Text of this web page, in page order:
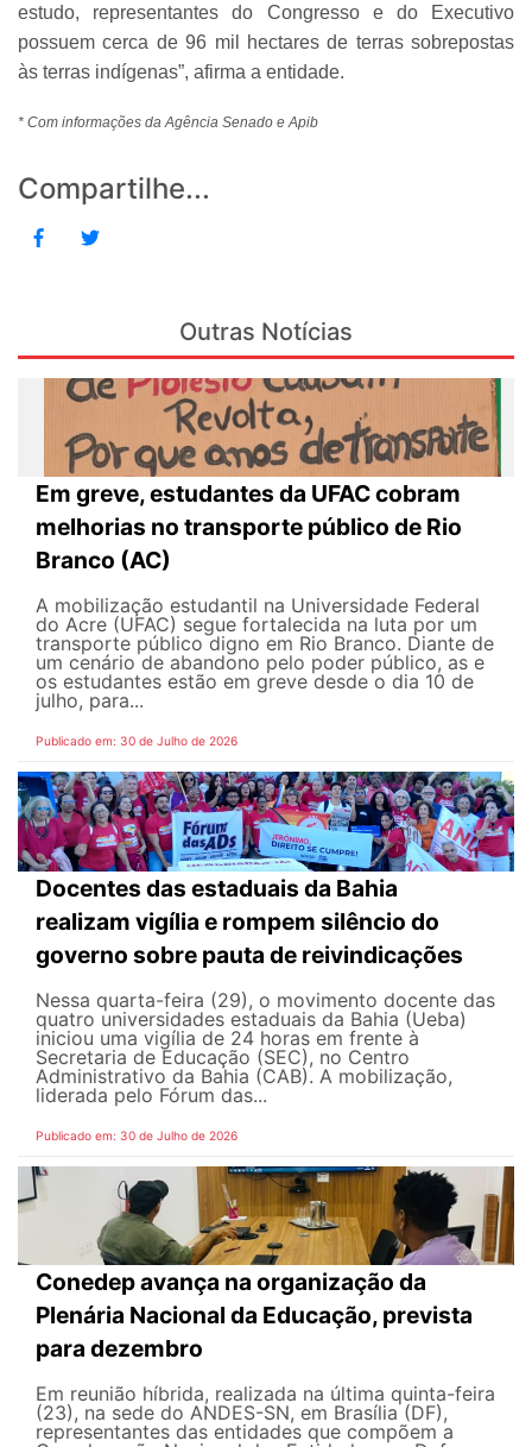
estudo, representantes do Congresso e do Executivo
possuem cerca de 96 mil hectares de terras sobrepostas
às terras indígenas”, afirma a entidade.
* Com informações da Agência Senado e Apib
Compartilhe...
Outras Notícias
Em greve, estudantes da UFAC cobram
melhorias no transporte público de Rio
Branco (AC)
A mobilização estudantil na Universidade Federal
do Acre (UFAC) segue fortalecida na luta por um
transporte público digno em Rio Branco. Diante de
um cenário de abandono pelo poder público, as e
os estudantes estão em greve desde o dia 10 de
julho, para...
Publicado em: 30 de Julho de 2026
Docentes das estaduais da Bahia
realizam vigília e rompem silêncio do
governo sobre pauta de reivindicações
Nessa quarta-feira (29), o movimento docente das
quatro universidades estaduais da Bahia (Ueba)
iniciou uma vigília de 24 horas em frente à
Secretaria de Educação (SEC), no Centro
Administrativo da Bahia (CAB). A mobilização,
liderada pelo Fórum das...
Publicado em: 30 de Julho de 2026
Conedep avança na organização da
Plenária Nacional da Educação, prevista
para dezembro
Em reunião híbrida, realizada na última quinta-feira
(23), na sede do ANDES-SN, em Brasília (DF),
representantes das entidades que compõem a